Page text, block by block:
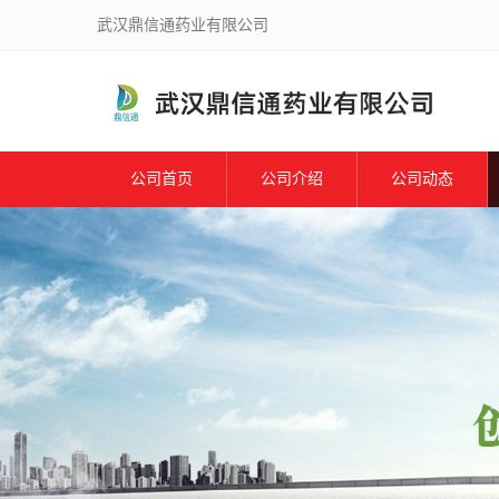
武汉鼎信通药业有限公司
公司首页 公司介绍 公司动态